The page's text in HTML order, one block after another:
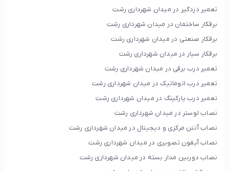
تعمیر دزدگیر در میدان شهرداری رشت
برقکار ساختمان در میدان شهرداری رشت
برقکار صنعتی در میدان شهرداری رشت
برقکار سیار در میدان شهرداری رشت
تعمیر درب برقی در میدان شهرداری رشت
تعمیر درب اتوماتیک در میدان شهرداری رشت
تعمیر درب پارکینگ در میدان شهرداری رشت
نصاب لوستر در میدان شهرداری رشت
نصاب آنتن مرکزی و دیجیتال در میدان شهرداری رشت
نصاب آیفون تصویری در میدان شهرداری رشت
نصاب دوربین مدار بسته در میدان شهرداری رشت